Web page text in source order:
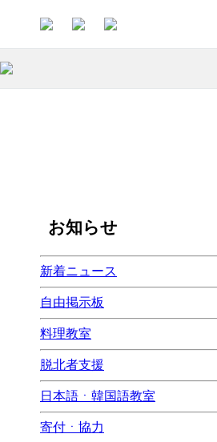
お知らせ
新着ニュース
自由掲示板
料理教室
脱北者支援
日本語ㆍ韓国語教室
寄付ㆍ協力